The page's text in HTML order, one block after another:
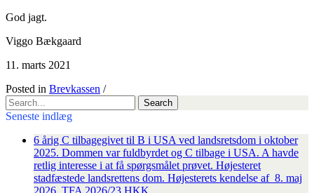
God jagt.
Viggo Bækgaard
11. marts 2021
Posted in Brevkassen /
Search
for:
Seneste indlæg
6 årig C tilbagegivet til B i USA ved landsretsdom i oktober
2025. Dommen var fuldbyrdet og C tilbage i USA. A havde
retlig interesse i at få spørgsmålet prøvet. Højesteret
stadfæstede landsrettens dom. Højesterets kendelse af 8. maj
2026. TFA 2026/23 HKK